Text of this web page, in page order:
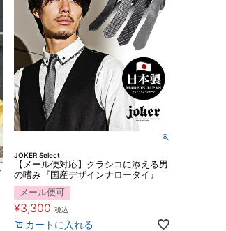
JOKER Select
【メール便対応】クラシコに添える男
の嗜み『国産デザインナロータイ』
メール便可
¥3,300 税込
カートに入れる